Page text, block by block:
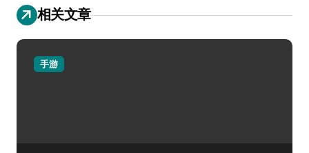
相关文章
手游